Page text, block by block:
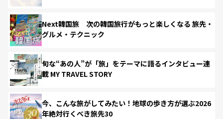
Next韓国旅 次の韓国旅行がもっと楽しくなる 旅先・
グルメ・テクニック
旬な“あの人”が「旅」をテーマに語るインタビュー連
載 MY TRAVEL STORY
今、こんな旅がしてみたい！地球の歩き方が選ぶ2026
年絶対行くべき旅先30